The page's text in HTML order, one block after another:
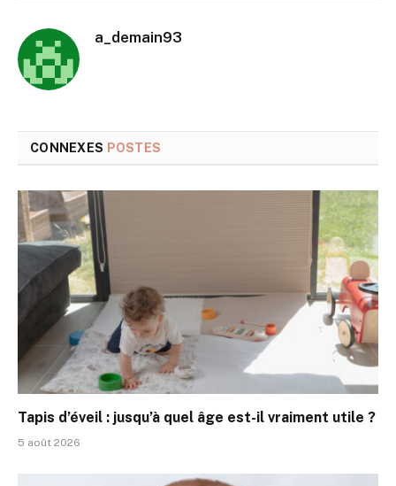
a_demain93
CONNEXES POSTES
Tapis d’éveil : jusqu’à quel âge est-il vraiment utile ?
5 août 2026